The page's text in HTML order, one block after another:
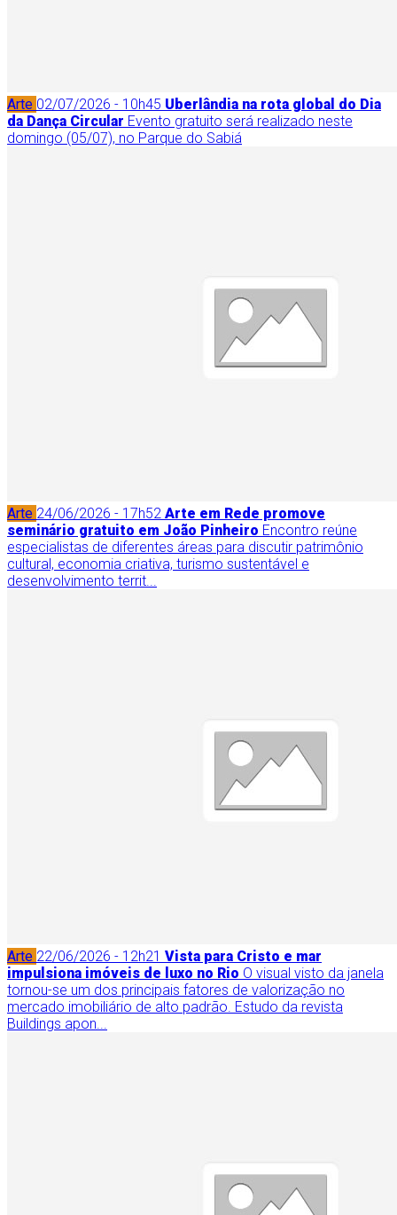
Arte 02/07/2026 - 10h45 Uberlândia na rota global do Dia
da Dança Circular Evento gratuito será realizado neste
domingo (05/07), no Parque do Sabiá
Arte 24/06/2026 - 17h52 Arte em Rede promove
seminário gratuito em João Pinheiro Encontro reúne
especialistas de diferentes áreas para discutir patrimônio
cultural, economia criativa, turismo sustentável e
desenvolvimento territ...
Arte 22/06/2026 - 12h21 Vista para Cristo e mar
impulsiona imóveis de luxo no Rio O visual visto da janela
tornou-se um dos principais fatores de valorização no
mercado imobiliário de alto padrão. Estudo da revista
Buildings apon...